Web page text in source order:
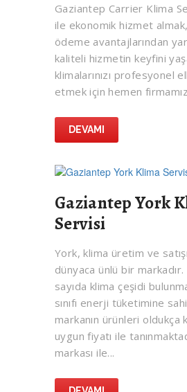
Gaziantep Carrier Klima
ile ekonomik hizmet
ödeme avantajlarından
kaliteli hizmetin keyfini
klimalarınızı profesyonel
etmek için hemen
DEVAMI
Gaziantep York
Servisi
York, klima üretim ve
dünyaca ünlü bir markadır.
sayıda klima çeşidi
sınıfı enerji tüketimine
markanın ürünleri oldukça
uygun fiyatı ile
markası ile...